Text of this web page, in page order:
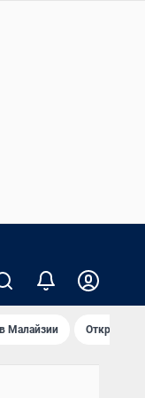
Малайзии Открыл